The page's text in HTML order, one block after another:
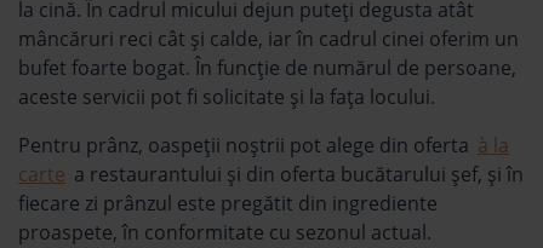
la cină. În cadrul micului dejun puteţi degusta atât
mâncăruri reci cât şi calde, iar în cadrul cinei oferim un
bufet foarte bogat. În funcţie de numărul de persoane,
aceste servicii pot fi solicitate şi la faţa locului.
Pentru prânz, oaspeţii noştrii pot alege din oferta à la
carte a restaurantului şi din oferta bucătarului şef, şi în
fiecare zi prânzul este pregătit din ingrediente
proaspete, în conformitate cu sezonul actual.